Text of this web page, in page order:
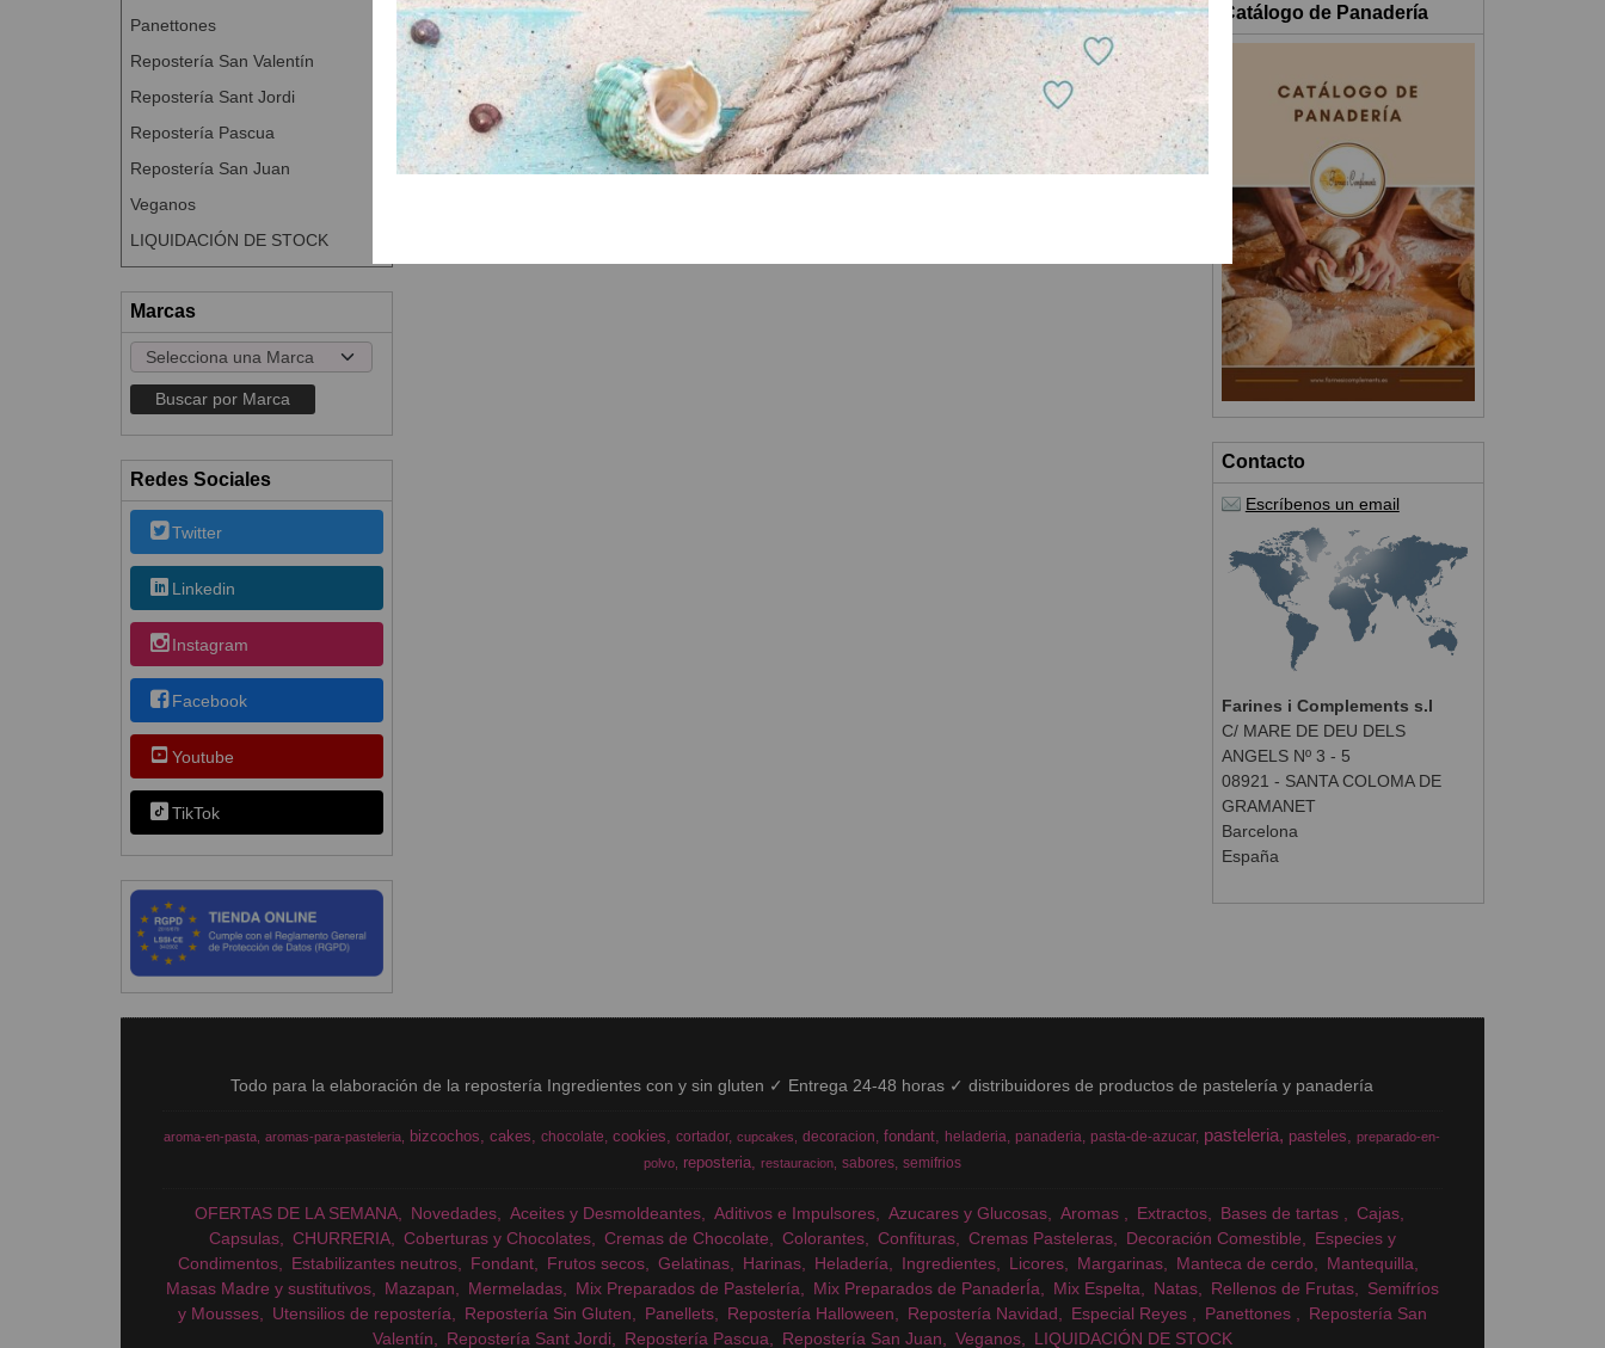
Panettones
Repostería San Valentín
Repostería Sant Jordi
Repostería Pascua
Repostería San Juan
Veganos
LIQUIDACIÓN DE STOCK
Marcas
Redes Sociales
Twitter
Linkedin
Instagram
Facebook
Youtube
TikTok
Catálogo de Panadería
Contacto
Escríbenos un email
Farines i Complements s.l
C/ MARE DE DEU DELS
ANGELS Nº 3 - 5
08921 - SANTA COLOMA DE
GRAMANET
Barcelona
España
Todo para la elaboración de la repostería Ingredientes con y sin gluten ✓ Entrega 24-48 horas ✓ distribuidores de productos de pastelería y panadería
aroma-en-pasta aromas-para-pasteleria bizcochos cakes chocolate cookies cortador cupcakes decoracion fondant heladeria panaderia pasta-de-azucar pasteleria pasteles
preparado-en-
polvo
reposteria restauracion sabores semifrios
OFERTAS DE LA SEMANA Novedades Aceites y Desmoldeantes Aditivos e Impulsores Azucares y Glucosas Aromas Extractos Bases de tartas
Cajas
Capsulas
CHURRERIA Coberturas y Chocolates Cremas de Chocolate Colorantes Confituras Cremas Pasteleras Decoración Comestible
Especies y
Condimentos
Estabilizantes neutros Fondant Frutos secos Gelatinas Harinas Heladería Ingredientes Licores Margarinas Manteca de cerdo
Mantequilla
Masas Madre y sustitutivos
Mazapan Mermeladas Mix Preparados de Pastelería Mix Preparados de PanaderÍa Mix Espelta Natas Rellenos de Frutas
Semifríos
y Mousses
Utensilios de repostería Repostería Sin Gluten Panellets Repostería Halloween Repostería Navidad Especial Reyes Panettones
Repostería San
Valentín
Repostería Sant Jordi Repostería Pascua Repostería San Juan Veganos LIQUIDACIÓN DE STOCK